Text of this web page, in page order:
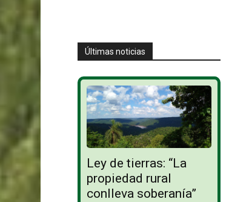
Últimas noticias
Ley de tierras: “La
propiedad rural
conlleva soberanía”